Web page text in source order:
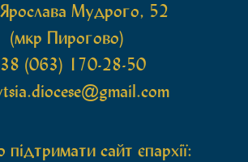
Мудрого, 52
(мкр Пирогово)
(063) 170-28-50
сайт єпархії: